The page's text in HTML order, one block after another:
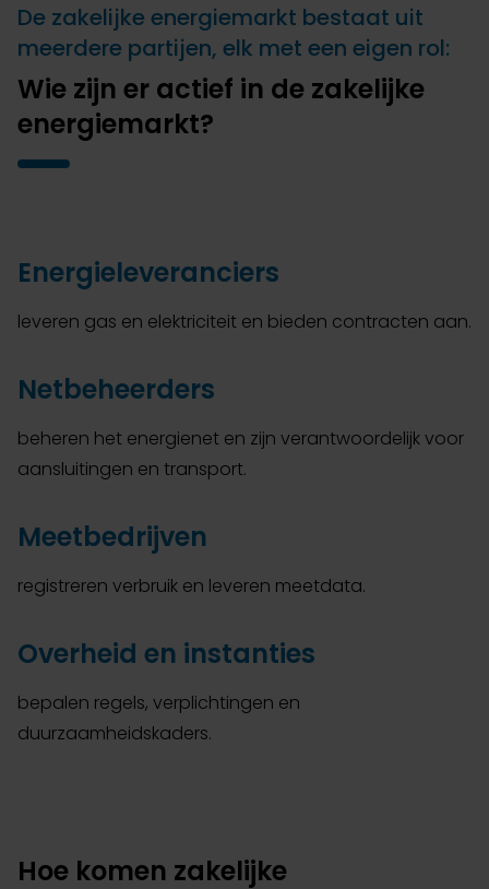
De zakelijke energiemarkt bestaat uit
meerdere partijen, elk met een eigen rol:
Wie zijn er actief in de zakelijke
energiemarkt?
Energieleveranciers
leveren gas en elektriciteit en bieden contracten aan.
Netbeheerders
beheren het energienet en zijn verantwoordelijk voor
aansluitingen en transport.
Meetbedrijven
registreren verbruik en leveren meetdata.
Overheid en instanties
bepalen regels, verplichtingen en
duurzaamheidskaders.
Hoe komen zakelijke